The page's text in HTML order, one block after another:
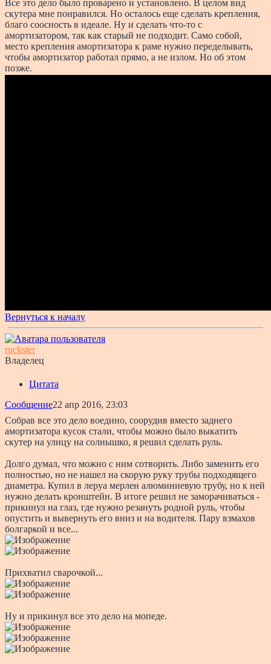
Все это дело было проварено и установлено. В целом вид
скутера мне понравился. Но осталось еще сделать крепления,
благо соосность в идеале. Ну и сделать что-то с
амортизатором, так как старый не подходит. Само собой,
место крепления амортизатора к раме нужно переделывать,
чтобы амортизатор работал прямо, а не излом. Но об этом
позже.
Вернуться к началу
ruckster
Владелец
Цитата
Сообщение22 апр 2016, 23:03
Собрав все это дело воедино, соорудив вместо заднего
амортизатора кусок стали, чтобы можно было выкатить
скутер на улицу на солнышко, я решил сделать руль.
Долго думал, что можно с ним сотворить. Либо заменить его
полностью, но не нашел на скорую руку трубы подходящего
диаметра. Купил в леруа мерлен алюминиевую трубу, но к ней
нужно делать кронштейн. В итоге решил не заморачиваться -
прикинул на глаз, где нужно резануть родной руль, чтобы
опустить и вывернуть его вниз и на водителя. Пару взмахов
болгаркой и все...
Прихватил сварочкой...
Ну и прикинул все это дело на мопеде.